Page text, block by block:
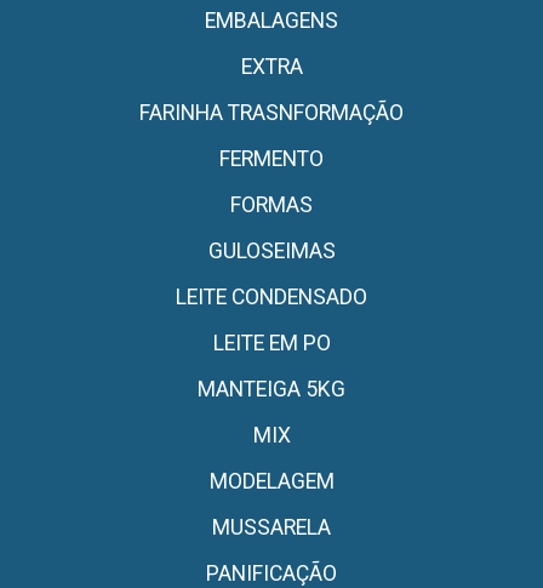
EMBALAGENS
EXTRA
FARINHA TRASNFORMAÇÃO
FERMENTO
FORMAS
GULOSEIMAS
LEITE CONDENSADO
LEITE EM PO
MANTEIGA 5KG
MIX
MODELAGEM
MUSSARELA
PANIFICAÇÃO